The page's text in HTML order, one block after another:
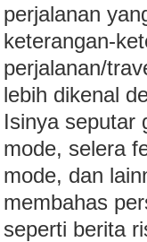
perjalanan
keterangan-
perjalanan/
lebih dikenal
Isinya seputar
mode, selera
mode, dan
membahas
seperti berita